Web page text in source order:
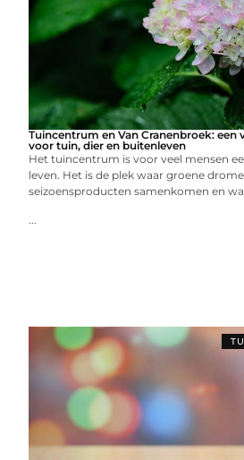
Tuincentrum en Van Cranenbroek: een
voor tuin, dier en buitenleven
Het tuincentrum is voor veel mensen
leven. Het is de plek waar groene
seizoensproducten samenkomen en
...